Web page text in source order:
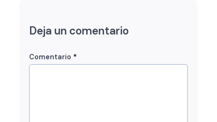
Deja un comentario
Comentario *